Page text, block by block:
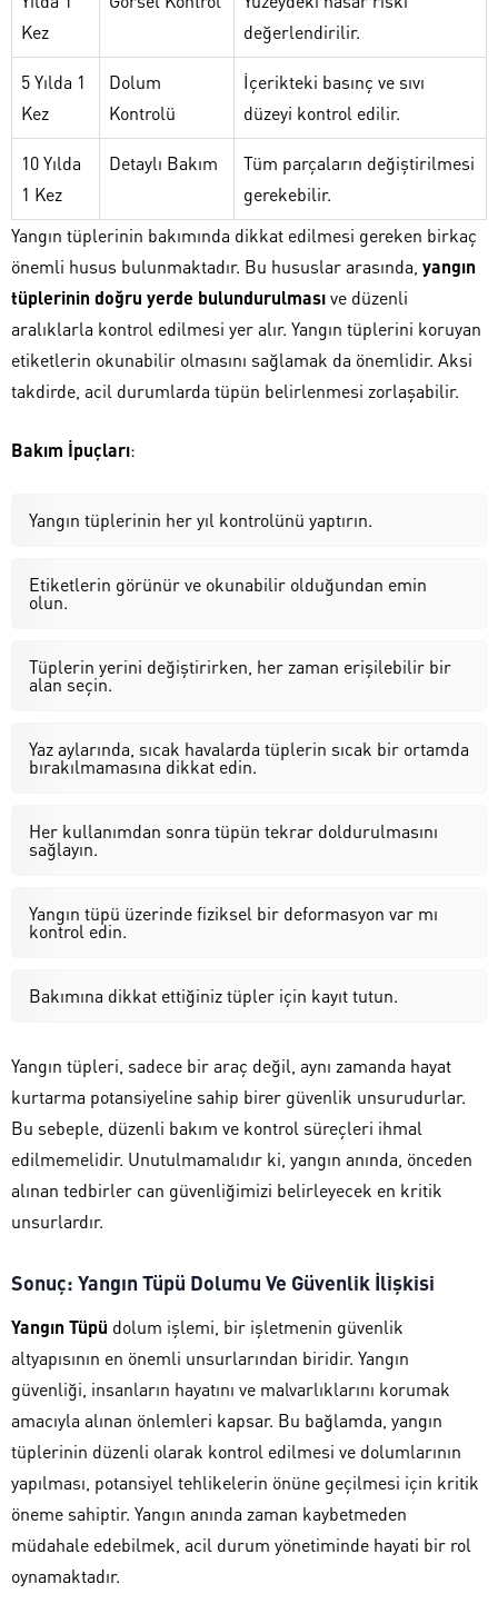
Kez
değerlendirilir.
5 Yılda 1
Kez
Dolum
Kontrolü
İçerikteki basınç ve sıvı
düzeyi kontrol edilir.
10 Yılda
1 Kez
Detaylı Bakım
Tüm parçaların değiştirilmesi
gerekebilir.
Yangın tüplerinin bakımında dikkat edilmesi gereken birkaç
önemli husus bulunmaktadır. Bu hususlar arasında, yangın
tüplerinin doğru yerde bulundurulmasıve düzenli
aralıklarla kontrol edilmesi yer alır. Yangın tüplerini koruyan
etiketlerin okunabilir olmasını sağlamak da önemlidir. Aksi
takdirde, acil durumlarda tüpün belirlenmesi zorlaşabilir.
Bakım İpuçları:
Yangın tüplerinin her yıl kontrolünü yaptırın.
Etiketlerin görünür ve okunabilir olduğundan emin
olun.
Tüplerin yerini değiştirirken, her zaman erişilebilir bir
alan seçin.
Yaz aylarında, sıcak havalarda tüplerin sıcak bir ortamda
bırakılmamasına dikkat edin.
Her kullanımdan sonra tüpün tekrar doldurulmasını
sağlayın.
Yangın tüpü üzerinde fiziksel bir deformasyon var mı
kontrol edin.
Bakımına dikkat ettiğiniz tüpler için kayıt tutun.
Yangın tüpleri, sadece bir araç değil, aynı zamanda hayat
kurtarma potansiyeline sahip birer güvenlik unsurudurlar.
Bu sebeple, düzenli bakım ve kontrol süreçleri ihmal
edilmemelidir. Unutulmamalıdır ki, yangın anında, önceden
alınan tedbirler can güvenliğimizi belirleyecek en kritik
unsurlardır.
Sonuç: Yangın Tüpü Dolumu Ve Güvenlik İlişkisi
Yangın Tüpü dolum işlemi, bir işletmenin güvenlik
altyapısının en önemli unsurlarından biridir. Yangın
güvenliği, insanların hayatını ve malvarlıklarını korumak
amacıyla alınan önlemleri kapsar. Bu bağlamda, yangın
tüplerinin düzenli olarak kontrol edilmesi ve dolumlarının
yapılması, potansiyel tehlikelerin önüne geçilmesi için kritik
öneme sahiptir. Yangın anında zaman kaybetmeden
müdahale edebilmek, acil durum yönetiminde hayati bir rol
oynamaktadır.